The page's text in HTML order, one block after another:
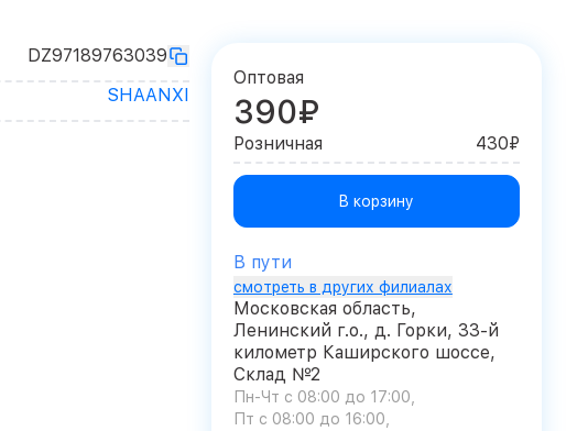
DZ97189763039
SHAANXI
Оптовая
390₽
Розничная 430₽
В корзину
В пути
смотреть в других филиалах
Московская область,
Ленинский г.о., д. Горки, 33-й
километр Каширского шоссе,
Склад №2
Пн-Чт с 08:00 до 17:00
Пт с 08:00 до 16:00